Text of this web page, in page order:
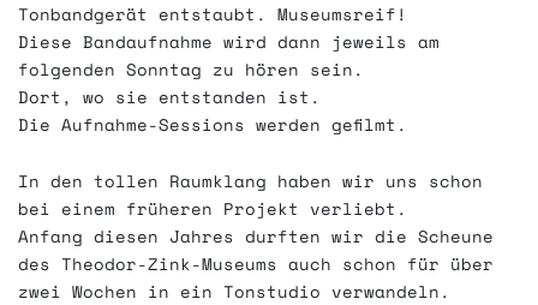
Tonbandgerät entstaubt. Museumsreif!
Diese Bandaufnahme wird dann jeweils am
folgenden Sonntag zu hören sein.
Dort, wo sie entstanden ist.
Die Aufnahme-Sessions werden gefilmt.
In den tollen Raumklang haben wir uns schon
bei einem früheren Projekt verliebt.
Anfang diesen Jahres durften wir die Scheune
des Theodor-Zink-Museums auch schon für über
zwei Wochen in ein Tonstudio verwandeln.